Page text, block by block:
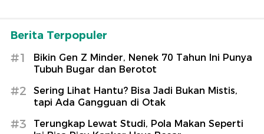
Berita Terpopuler
#1
Bikin Gen Z Minder, Nenek 70 Tahun Ini Punya
Tubuh Bugar dan Berotot
#2
Sering Lihat Hantu? Bisa Jadi Bukan Mistis,
tapi Ada Gangguan di Otak
#3
Terungkap Lewat Studi, Pola Makan Seperti